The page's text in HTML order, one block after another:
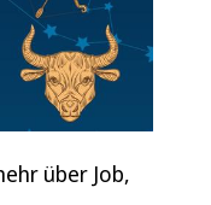
über Job,